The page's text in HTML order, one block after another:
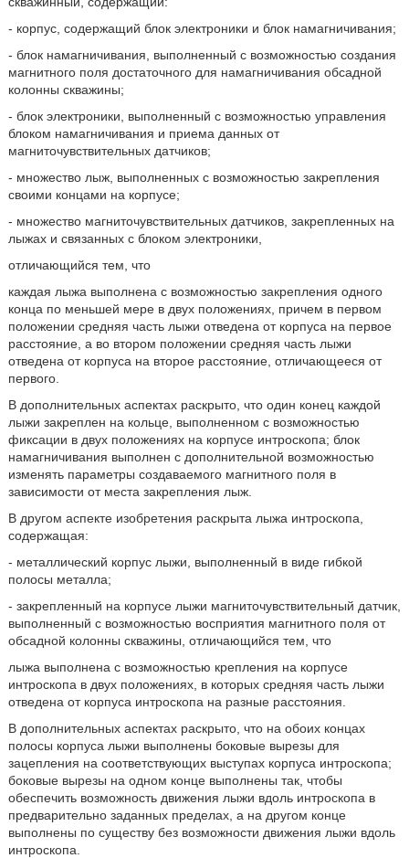
- корпус, содержащий блок электроники и блок намагничивания;
- блок намагничивания, выполненный с возможностью создания
магнитного поля достаточного для намагничивания обсадной
колонны скважины;
- блок электроники, выполненный с возможностью управления
блоком намагничивания и приема данных от
магниточувствительных датчиков;
- множество лыж, выполненных с возможностью закрепления
своими концами на корпусе;
- множество магниточувствительных датчиков, закрепленных на
лыжах и связанных с блоком электроники,
отличающийся тем, что
каждая лыжа выполнена с возможностью закрепления одного
конца по меньшей мере в двух положениях, причем в первом
положении средняя часть лыжи отведена от корпуса на первое
расстояние, а во втором положении средняя часть лыжи
отведена от корпуса на второе расстояние, отличающееся от
первого.
В дополнительных аспектах раскрыто, что один конец каждой
лыжи закреплен на кольце, выполненном с возможностью
фиксации в двух положениях на корпусе интроскопа; блок
намагничивания выполнен с дополнительной возможностью
изменять параметры создаваемого магнитного поля в
зависимости от места закрепления лыж.
В другом аспекте изобретения раскрыта лыжа интроскопа,
содержащая:
- металлический корпус лыжи, выполненный в виде гибкой
полосы металла;
- закрепленный на корпусе лыжи магниточувствительный датчик,
выполненный с возможностью восприятия магнитного поля от
обсадной колонны скважины, отличающийся тем, что
лыжа выполнена с возможностью крепления на корпусе
интроскопа в двух положениях, в которых средняя часть лыжи
отведена от корпуса интроскопа на разные расстояния.
В дополнительных аспектах раскрыто, что на обоих концах
полосы корпуса лыжи выполнены боковые вырезы для
зацепления на соответствующих выступах корпуса интроскопа;
боковые вырезы на одном конце выполнены так, чтобы
обеспечить возможность движения лыжи вдоль интроскопа в
предварительно заданных пределах, а на другом конце
выполнены по существу без возможности движения лыжи вдоль
интроскопа.